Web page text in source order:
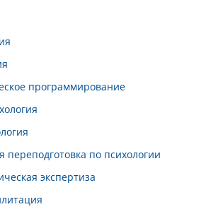
программирование
переподготовка по психологии
экспертиза